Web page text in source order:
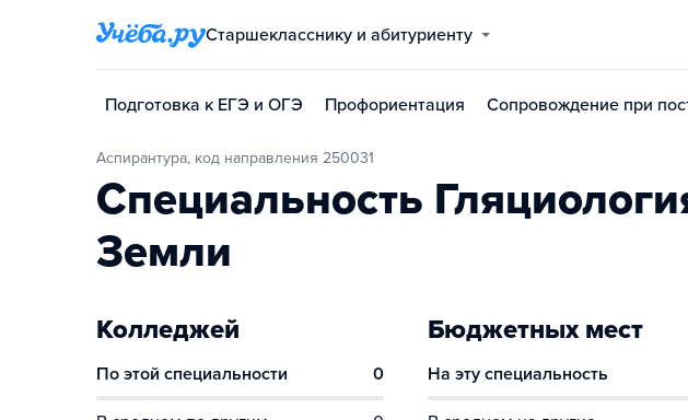
Старшекласснику и абитуриенту
Подготовка к ЕГЭ и ОГЭ Профориентация Сопровождение при
Аспирантура, код направления 250031
Специальность
Земли
Колледжей
По этой специальности 0
Бюджетных мест
На эту специальность